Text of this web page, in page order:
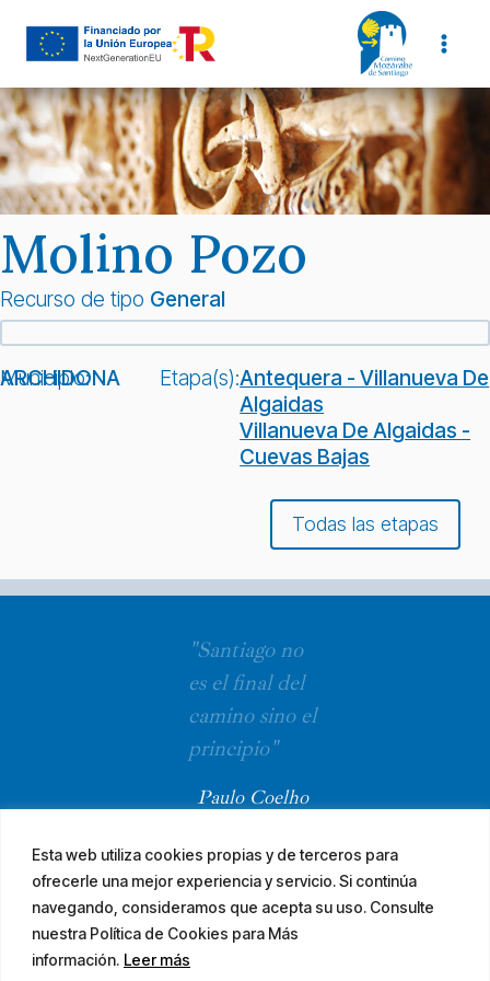
Esta web utiliza cookies propias y de terceros para
ofrecerle una mejor experiencia y servicio. Si continúa
navegando, consideramos que acepta su uso. Consulte
nuestra Política de Cookies para Más
información. Leer más
Molino Pozo
Recurso de tipo General
Municipio:
ARCHIDONA Etapa(s):Antequera - Villanueva De
Algaidas
Villanueva De Algaidas -
Cuevas Bajas
Todas las etapas
"Santiago no
es el final del
camino sino el
principio"
Paulo Coelho